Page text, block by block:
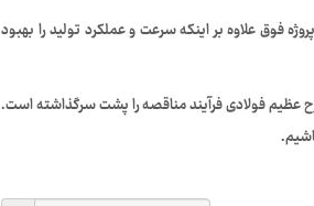
شامل جرثقیل ۸۰ تنی می‌شود. راه‌اندازی پروژه فوق علاوه بر اینکه سرعت و عملکرد تولید را بهبود
عظیم فولادی فرآیند مناقصه را پشت سرگذاشته است.